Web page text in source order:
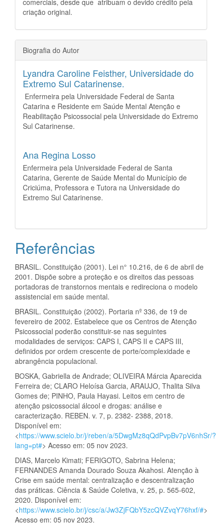
comerciais, desde que atribuam o devido crédito pela
criação original.
Biografia do Autor
Lyandra Caroline Feisther, Universidade do
Extremo Sul Catarinense.
Enfermeira pela Universidade Federal de Santa
Catarina e Residente em Saúde Mental Atenção e
Reabilitação Psicossocial pela Universidade do Extremo
Sul Catarinense.
Ana Regina Losso
Enfermeira pela Universidade Federal de Santa
Catarina, Gerente de Saúde Mental do Município de
Criciúma, Professora e Tutora na Universidade do
Extremo Sul Catarinense.
Referências
BRASIL. Constituição (2001). Lei n° 10.216, de 6 de abril de
2001. Dispõe sobre a proteção e os direitos das pessoas
portadoras de transtornos mentais e redireciona o modelo
assistencial em saúde mental.
BRASIL. Constituição (2002). Portaria nº 336, de 19 de
fevereiro de 2002. Estabelece que os Centros de Atenção
Psicossocial poderão constituir-se nas seguintes
modalidades de serviços: CAPS I, CAPS II e CAPS III,
definidos por ordem crescente de porte/complexidade e
abrangência populacional.
BOSKA, Gabriella de Andrade; OLIVEIRA Márcia Aparecida
Ferreira de; CLARO Heloísa Garcia, ARAUJO, Thalita Silva
Gomes de; PINHO, Paula Hayasi. Leitos em centro de
atenção psicossocial álcool e drogas: análise e
caracterização. REBEN. v. 7, p. 2382- 2388, 2018.
Disponível em:
<https://www.scielo.br/j/reben/a/5DwgMz8qQdPvpBv7pV6nhSr/?
lang=pt#> Acesso em: 05 nov 2023.
DIAS, Marcelo Kimati; FERIGOTO, Sabrina Helena;
FERNANDES Amanda Dourado Souza Akahosi. Atenção à
Crise em saúde mental: centralização e descentralização
das práticas. Ciência & Saúde Coletiva, v. 25, p. 565-602,
2020. Disponível em:
<https://www.scielo.br/j/csc/a/Jw3ZjFQbY5zcQVZvqY76hxf/#>
Acesso em: 05 nov 2023.